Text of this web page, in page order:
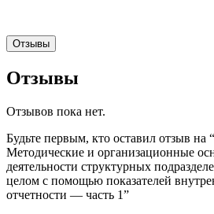
Отзывы
Отзывы
Отзывов пока нет.
Будьте первым, кто оставил отзыв на
Методические и организационные
деятельности структурных
целом с помощью показателей
отчетности — часть 1”